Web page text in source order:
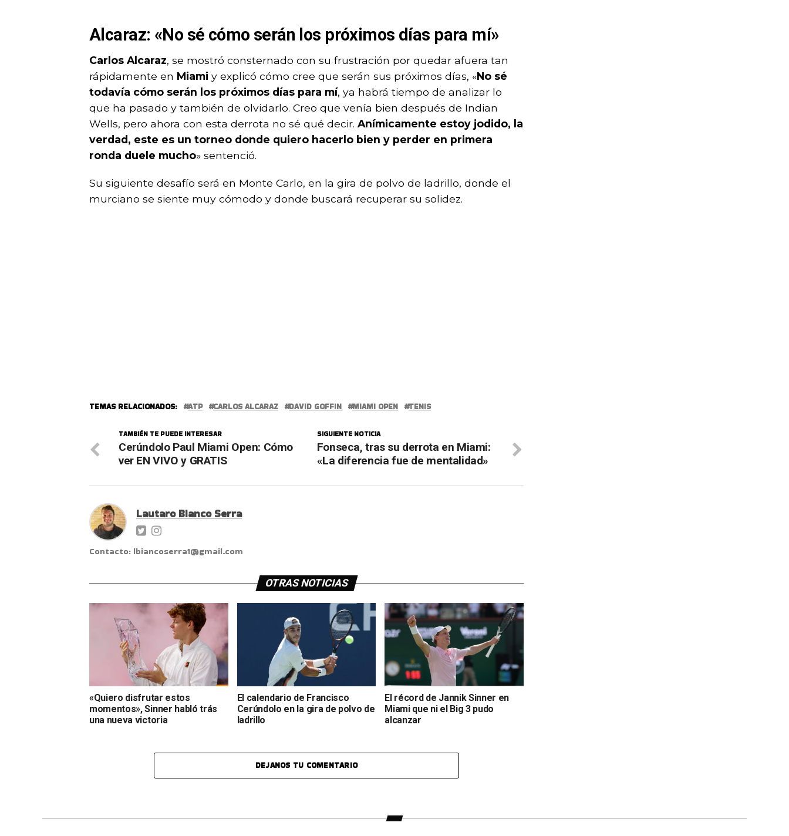
Alcaraz: «No sé cómo serán los próximos días para mí»
Carlos Alcaraz, se mostró consternado con su frustración por quedar afuera tan
rápidamente en Miami y explicó cómo cree que serán sus próximos días, «No sé
todavía cómo serán los próximos días para mí, ya habrá tiempo de analizar lo
que ha pasado y también de olvidarlo. Creo que venía bien después de Indian
Wells, pero ahora con esta derrota no sé qué decir. Anímicamente estoy jodido, la
verdad, este es un torneo donde quiero hacerlo bien y perder en primera
ronda duele mucho» sentenció.
Su siguiente desafío será en Monte Carlo, en la gira de polvo de ladrillo, donde el
murciano se siente muy cómodo y donde buscará recuperar su solidez.
TEMAS RELACIONADOS: ATP CARLOS ALCARAZ DAVID GOFFIN MIAMI OPEN TENIS
SIGUIENTE NOTICIA
Fonseca, tras su derrota en Miami:
«La diferencia fue de mentalidad»
TAMBIÉN TE PUEDE INTERESAR
Cerúndolo Paul Miami Open: Cómo
ver EN VIVO y GRATIS
Lautaro Bianco Serra
Contacto: lbiancoserra1@gmail.com
OTRAS NOTICIAS
«Quiero disfrutar estos
momentos», Sinner habló trás
una nueva victoria
El calendario de Francisco
Cerúndolo en la gira de polvo de
ladrillo
El récord de Jannik Sinner en
Miami que ni el Big 3 pudo
alcanzar
DEJANOS TU COMENTARIO